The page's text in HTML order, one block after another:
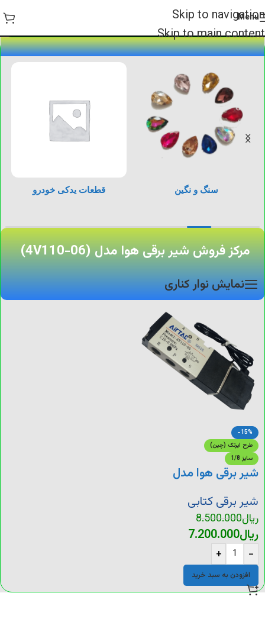
Skip to navigation
Skip to main content
Menu
سنگ و نگین قطعات یدکی خودرو
مرکز فروش شیر برقی هوا مدل (4V110-06)
نمایش نوار کناری
-15%
طرح ایرتک (چین)
سایز 1/8
شیر برقی هوا مدل
شیر برقی کتابی
ریال8.500.000
ریال7.200.000
-
+
افزودن به سبد خرید